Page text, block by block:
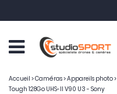
Accueil >Caméras>Appareils photo>
Tough 128Go UHS-II V90 U3 - Sony